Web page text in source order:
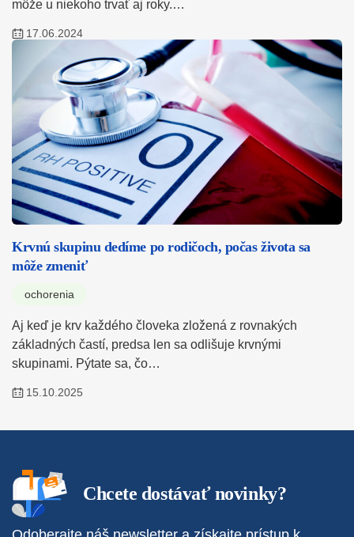
môže u niekoho trvať aj roky.…
17.06.2024
Krvnú skupinu dedíme po rodičoch, počas života sa
môže zmeniť
ochorenia
Aj keď je krv každého človeka zložená z rovnakých
základných častí, predsa len sa odlišuje krvnými
skupinami. Pýtate sa, čo…
15.10.2025
Chcete dostávať novinky?